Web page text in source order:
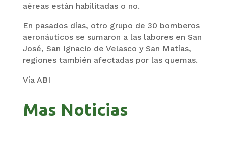
aéreas están habilitadas o no.
En pasados días, otro grupo de 30 bomberos
aeronáuticos se sumaron a las labores en San
José, San Ignacio de Velasco y San Matías,
regiones también afectadas por las quemas.
Vía ABI
Mas Noticias